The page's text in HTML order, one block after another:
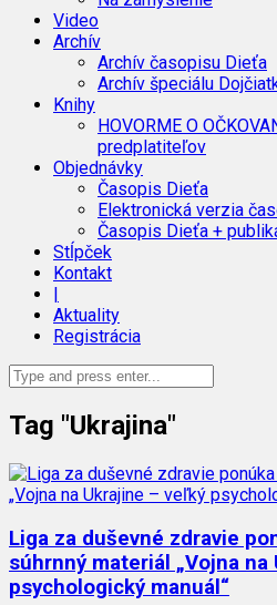
Video
Archív
Archív časopisu Dieťa
Archív špeciálu
Knihy
HOVORME O
predplatiteľov
Objednávky
Časopis Dieťa
Elektronická verzia
Časopis Dieťa +
Stĺpček
Kontakt
|
Aktuality
Registrácia
Tag "Ukrajina"
Liga za duševné zdravie
súhrnný materiál „Vojna na
psychologický manuál“